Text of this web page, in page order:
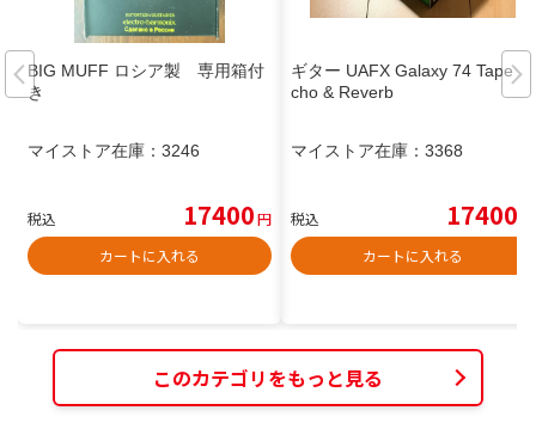
BIG MUFF ロシア製 専用箱付
き
マイストア在庫： 3246
税込 17400円
カートに入れる
ギター UAFX Galaxy 74 Tape E
cho & Reverb
マイストア在庫： 3368
税込 17400
カートに入れる
このカテゴリをもっと見る